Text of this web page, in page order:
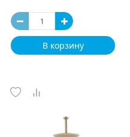
В корзину